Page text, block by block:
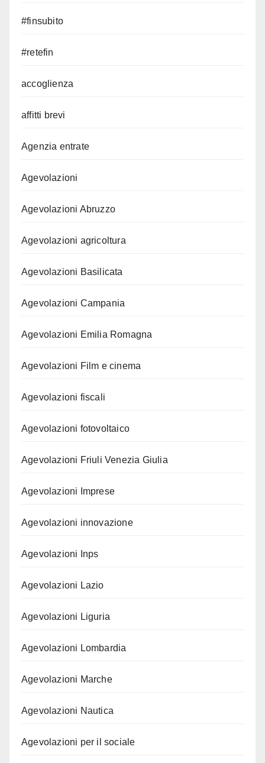
#finsubito
#retefin
accoglienza
affitti brevi
Agenzia entrate
Agevolazioni
Agevolazioni Abruzzo
Agevolazioni agricoltura
Agevolazioni Basilicata
Agevolazioni Campania
Agevolazioni Emilia Romagna
Agevolazioni Film e cinema
Agevolazioni fiscali
Agevolazioni fotovoltaico
Agevolazioni Friuli Venezia Giulia
Agevolazioni Imprese
Agevolazioni innovazione
Agevolazioni Inps
Agevolazioni Lazio
Agevolazioni Liguria
Agevolazioni Lombardia
Agevolazioni Marche
Agevolazioni Nautica
Agevolazioni per il sociale